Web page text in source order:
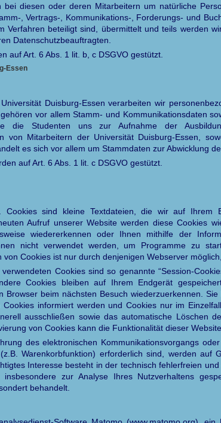
bei diesen oder deren Mitarbeitern um natürliche
, Vertrags-, Kommunikations-, Forderungs- und
Verfahren beteiligt sind, übermittelt und teils werden
Datenschutzbeauftragten.
auf Art. 6 Abs. 1 lit. b, c DSGVO gestützt.
Essen
Duisburg-Essen verarbeiten wir
vor allem Stamm- und Kommunikationsdaten
die Studenten uns zur Aufnahme der
von Mitarbeitern der Universität Duisburg-Essen,
es sich vor allem um Stammdaten zur Abwicklung
auf Art. 6 Abs. 1 lit. c DSGVO gestützt.
Cookies sind kleine Textdateien, die wir auf Ihrem
Aufruf unserer Website werden diese Cookies
wiedererkennen oder Ihnen mithilfe der
nicht verwendet werden, um Programme zu
von Cookies ist nur durch denjenigen Webserver
Cookies sind so genannte “Session-
Cookies bleiben auf Ihrem Endgerät
Browser beim nächsten Besuch wiederzuerkennen.
informiert werden und Cookies nur im
ausschließen sowie das automatische Löschen
von Cookies kann die Funktionalität dieser
des elektronischen Kommunikationsvorgangs
Warenkorbfunktion) erforderlich sind, werden auf
Interesse besteht in der technisch fehlerfreien
insbesondere zur Analyse Ihres Nutzverhaltens
behandelt.